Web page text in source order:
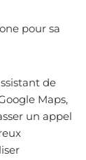
pour sa
de
Maps,
un appel